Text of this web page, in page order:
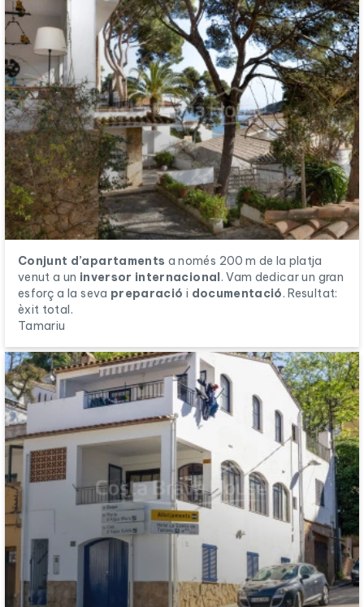
Conjunt d’apartaments a només 200 m de la platja
venut a un inversor internacional. Vam dedicar un gran
esforç a la seva preparació i documentació. Resultat:
èxit total.
Tamariu